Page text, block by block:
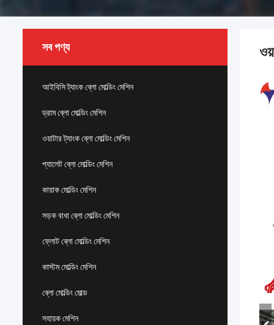
সব পণ্য
আইবিসি ট্যাংক ব্লো মোল্ডিং মেশিন
ড্রাম ব্লো মোল্ডিং মেশিন
ওয়াটার ট্যাংক ব্লো মোল্ডিং মেশিন
প্যালেট ব্লো মোল্ডিং মেশিন
কায়াক মোল্ডিং মেশিন
সড়ক বাধা ব্লো মোল্ডিং মেশিন
ফ্লোট ব্লো মোল্ডিং মেশিন
কাস্টম মোল্ডিং মেশিন
ব্লো মোল্ডিং মোল্ড
সহায়ক মেশিন